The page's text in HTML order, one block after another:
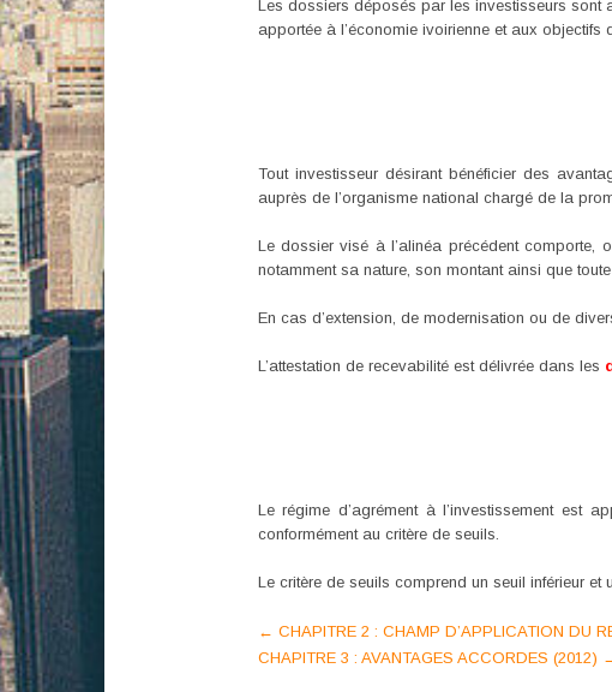
Les dossiers déposés par les investisseurs sont
apportée à l’économie ivoirienne et aux objectifs
Tout investisseur désirant bénéficier des
auprès de l’organisme national chargé de la
Le dossier visé à l’alinéa précédent comporte,
notamment sa nature, son montant ainsi que
En cas d’extension, de modernisation ou de
L’attestation de recevabilité est délivrée dans les
Le régime d’agrément à l’investissement est
conformément au critère de seuils.
Le critère de seuils comprend un seuil inférieur
Post
navigation
← CHAPITRE 2 : CHAMP D’APPLICATION DU
CHAPITRE 3 : AVANTAGES ACCORDES (2012)